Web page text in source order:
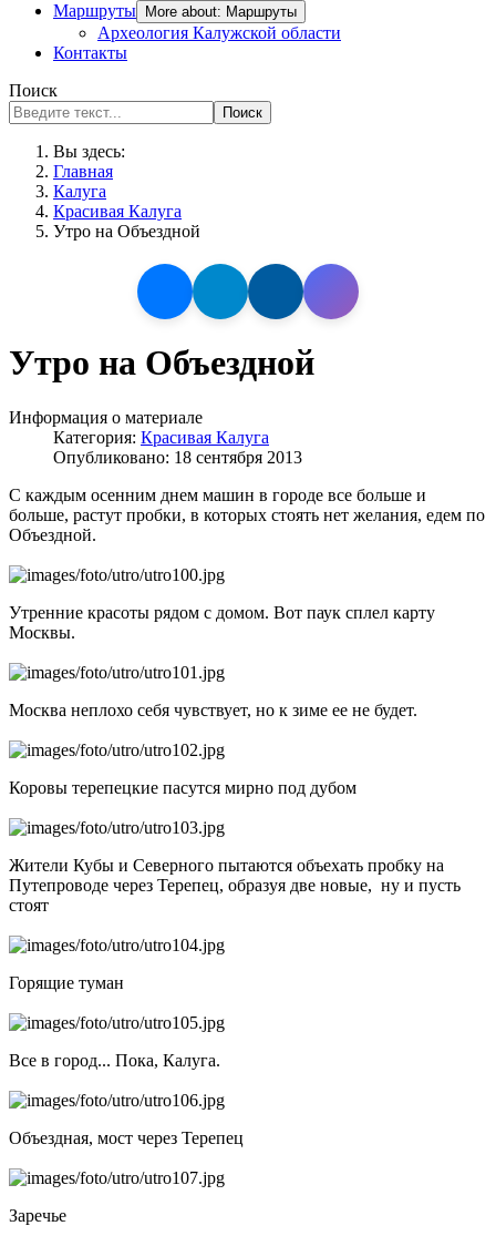
Маршруты
More about: Маршруты
Археология Калужской области
Контакты
Поиск
Поиск
Вы здесь:
Главная
Калуга
Красивая Калуга
Утро на Объездной
Утро на Объездной
Информация о материале
Категория: Красивая Калуга
Опубликовано: 18 сентября 2013
С каждым осенним днем машин в городе все больше и
больше, растут пробки, в которых стоять нет желания, едем по
Объездной.
Утренние красоты рядом с домом. Вот паук сплел карту
Москвы.
Москва неплохо себя чувствует, но к зиме ее не будет.
Коровы терепецкие пасутся мирно под дубом
Жители Кубы и Северного пытаются объехать пробку на
Путепроводе через Терепец, образуя две новые, ну и пусть
стоят
Горящие туман
Все в город... Пока, Калуга.
Объездная, мост через Терепец
Заречье